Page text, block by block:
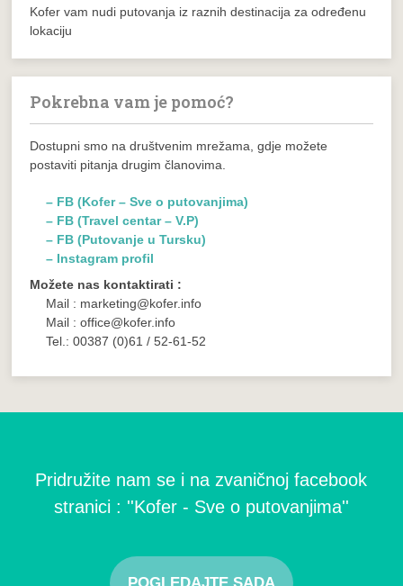
Kofer vam nudi putovanja iz raznih destinacija za određenu
lokaciju
Pokrebna vam je pomoć?
Dostupni smo na društvenim mrežama, gdje možete
postaviti pitanja drugim članovima.
– FB (Kofer – Sve o putovanjima)
– FB (Travel centar – V.P)
– FB (Putovanje u Tursku)
– Instagram profil
Možete nas kontaktirati :
Mail : marketing@kofer.info
Mail : office@kofer.info
Tel.: 00387 (0)61 / 52-61-52
Pridružite nam se i na zvaničnoj facebook
stranici : ''Kofer - Sve o putovanjima''